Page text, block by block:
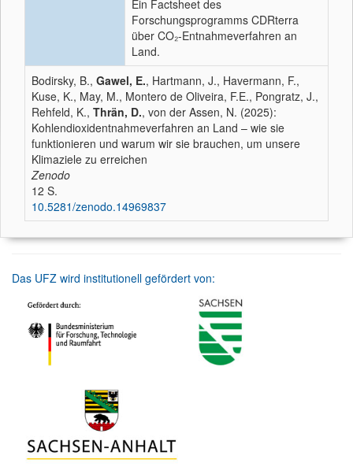
Ein Factsheet des
Forschungsprogramms CDRterra
über CO₂-Entnahmeverfahren an
Land.
Bodirsky, B., Gawel, E., Hartmann, J., Havermann, F.,
Kuse, K., May, M., Montero de Oliveira, F.E., Pongratz, J.,
Rehfeld, K., Thrän, D., von der Assen, N. (2025):
Kohlendioxidentnahmeverfahren an Land – wie sie
funktionieren und warum wir sie brauchen, um unsere
Klimaziele zu erreichen
Zenodo
12 S.
10.5281/zenodo.14969837
Das UFZ wird institutionell gefördert von: